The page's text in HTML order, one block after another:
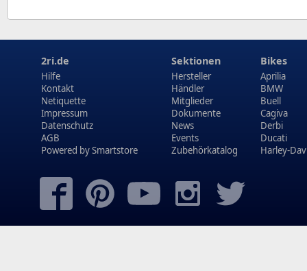
2ri.de
Hilfe
Kontakt
Netiquette
Impressum
Datenschutz
AGB
Powered bySmartstore
Sektionen
Hersteller
Händler
Mitglieder
Dokumente
News
Events
Zubehörkatalog
Bikes
Aprilia
BMW
Buell
Cagiva
Derbi
Ducati
Harley-